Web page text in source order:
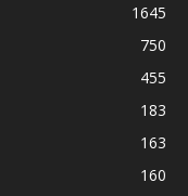
1645
750
455
183
163
160